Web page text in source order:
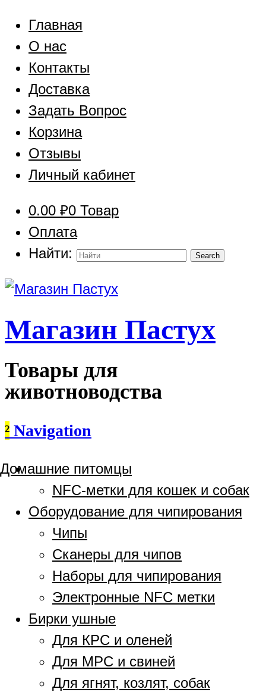
Главная
О нас
Контакты
Доставка
Задать Вопрос
Корзина
Отзывы
Личный кабинет
0.00 ₽0 Товар
Оплата
Найти:
Магазин Пастух
Товары для
животноводства
² Navigation
Домашние питомцы
NFC-метки для кошек и собак
Оборудование для чипирования
Чипы
Сканеры для чипов
Наборы для чипирования
Электронные NFC метки
Бирки ушные
Для КРС и оленей
Для МРС и свиней
Для ягнят, козлят, собак